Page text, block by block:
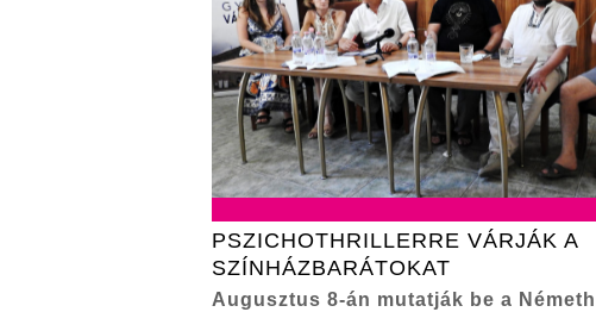
PSZICHOTHRILLERRE VÁRJÁK A
SZÍNHÁZBARÁTOKAT
Augusztus 8-án mutatják be a